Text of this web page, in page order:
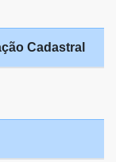
Cadastral